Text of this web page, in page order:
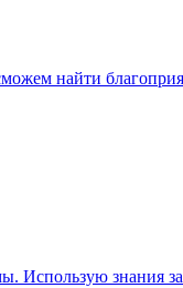
найти
знания